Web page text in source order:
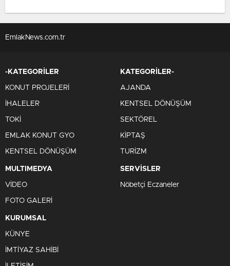
EmlakNews.com.tr
-KATEGORİLER
KONUT PROJELERİ
İHALELER
TOKİ
EMLAK KONUT GYO
KENTSEL DÖNÜŞÜM
KATEGORİLER-
AJANDA
KENTSEL DÖNÜŞÜM
SEKTÖREL
KİPTAŞ
TURİZM
MULTIMEDYA
VİDEO
FOTO GALERİ
SERVİSLER
Nöbetçi Eczaneler
KURUMSAL
KÜNYE
İMTİYAZ SAHİBİ